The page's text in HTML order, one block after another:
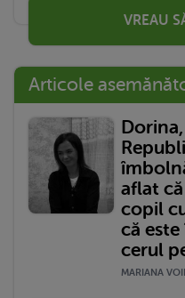
VREAU
Articole
aflat
copil
că
cerul
MARIANA